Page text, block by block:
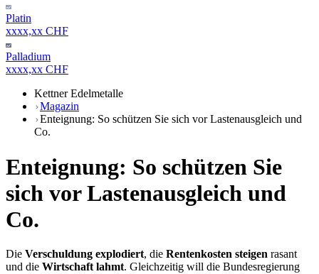
Platin
xxxx,xx CHF
Palladium
xxxx,xx CHF
Kettner Edelmetalle
Magazin
Enteignung: So schützen Sie sich vor Lastenausgleich und
Co.
Enteignung: So schützen Sie
sich vor Lastenausgleich und
Co.
Die Verschuldung explodiert, die Rentenkosten steigen rasant
und die Wirtschaft lahmt. Gleichzeitig will die Bundesregierung